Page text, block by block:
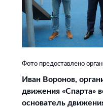
Фото предоставлено
Иван Воронов,
движения «Спарта»
основатель